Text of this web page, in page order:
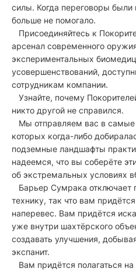
силы. Когда переговоры
больше не помогало.
Присоединяйтесь к
арсенал современного
экспериментальных
усовершенствований,
сотрудникам компании.
Узнайте, почему
никто другой не справился.
Мы отправляем вас в самые
которых когда-либо
подземные ландшафты
надеемся, что вы соберёте
об экстремальных условиях
Барьер Сумрака отключает
технику, так что вам
наперевес. Вам придётся
уже внутри шахтёрского
создавать улучшения,
экспанит.
Вам придётся полагаться